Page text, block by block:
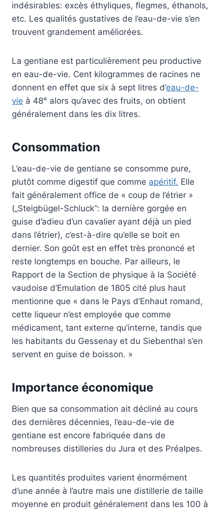
indésirables: excès éthyliques, flegmes, éthanols,
etc. Les qualités gustatives de l’eau-de-vie s’en
trouvent grandement améliorées.
La gentiane est particulièrement peu productive
en eau-de-vie. Cent kilogrammes de racines ne
donnent en effet que six à sept litres d’eau-de-
vie à 48° alors qu’avec des fruits, on obtient
généralement dans les dix litres.
Consommation
L’eau-de-vie de gentiane se consomme pure,
plutôt comme digestif que comme apéritif. Elle
fait généralement office de « coup de l’étrier »
(„Steigbügel-Schluck“: la dernière gorgée en
guise d’adieu d’un cavalier ayant déjà un pied
dans l’étrier), c’est-à-dire qu’elle se boit en
dernier. Son goût est en effet très prononcé et
reste longtemps en bouche. Par ailleurs, le
Rapport de la Section de physique à la Société
vaudoise d’Emulation de 1805 cité plus haut
mentionne que « dans le Pays d’Enhaut romand,
cette liqueur n’est employée que comme
médicament, tant externe qu’interne, tandis que
les habitants du Gessenay et du Siebenthal s’en
servent en guise de boisson. »
Importance économique
Bien que sa consommation ait décliné au cours
des dernières décennies, l’eau-de-vie de
gentiane est encore fabriquée dans de
nombreuses distilleries du Jura et des Préalpes.
Les quantités produites varient énormément
d’une année à l’autre mais une distillerie de taille
moyenne en produit généralement dans les 100 à